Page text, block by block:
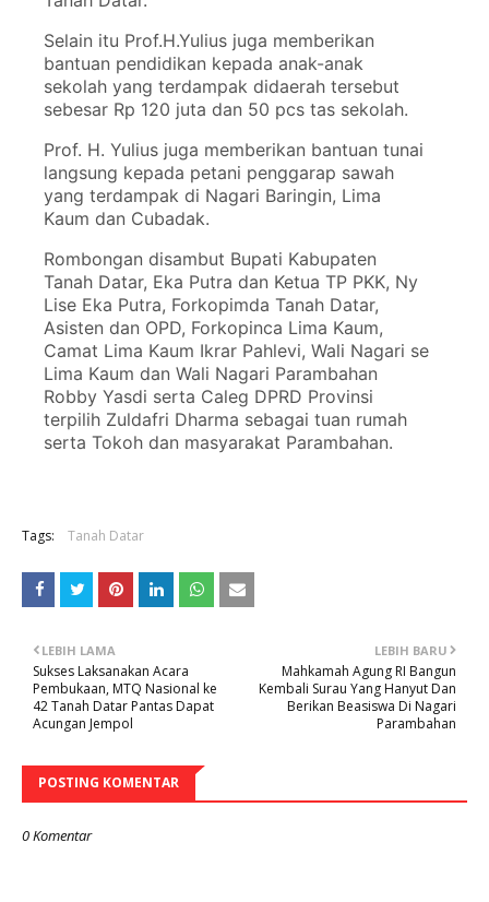
Selain itu Prof.H.Yulius juga memberikan
bantuan pendidikan kepada anak-anak
sekolah yang terdampak didaerah tersebut
sebesar Rp 120 juta dan 50 pcs tas sekolah.
Prof. H. Yulius juga memberikan bantuan tunai
langsung kepada petani penggarap sawah
yang terdampak di Nagari Baringin, Lima
Kaum dan Cubadak.
Rombongan disambut Bupati Kabupaten
Tanah Datar, Eka Putra dan Ketua TP PKK, Ny
Lise Eka Putra, Forkopimda Tanah Datar,
Asisten dan OPD, Forkopinca Lima Kaum,
Camat Lima Kaum Ikrar Pahlevi, Wali Nagari se
Lima Kaum dan Wali Nagari Parambahan
Robby Yasdi serta Caleg DPRD Provinsi
terpilih Zuldafri Dharma sebagai tuan rumah
serta Tokoh dan masyarakat Parambahan.
Tags: Tanah Datar
LEBIH BARU
Mahkamah Agung RI Bangun
Kembali Surau Yang Hanyut Dan
Berikan Beasiswa Di Nagari
Parambahan
LEBIH LAMA
Sukses Laksanakan Acara
Pembukaan, MTQ Nasional ke
42 Tanah Datar Pantas Dapat
Acungan Jempol
POSTING KOMENTAR
0 Komentar